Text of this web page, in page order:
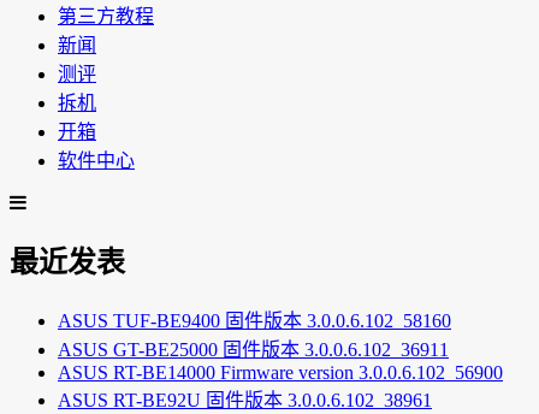
第三方教程
新闻
测评
拆机
开箱
软件中心
最近发表
ASUS TUF-BE9400 固件版本 3.0.0.6.102_58160
ASUS GT-BE25000 固件版本 3.0.0.6.102_36911
ASUS RT-BE14000 Firmware version 3.0.0.6.102_56900
ASUS RT-BE92U 固件版本 3.0.0.6.102_38961